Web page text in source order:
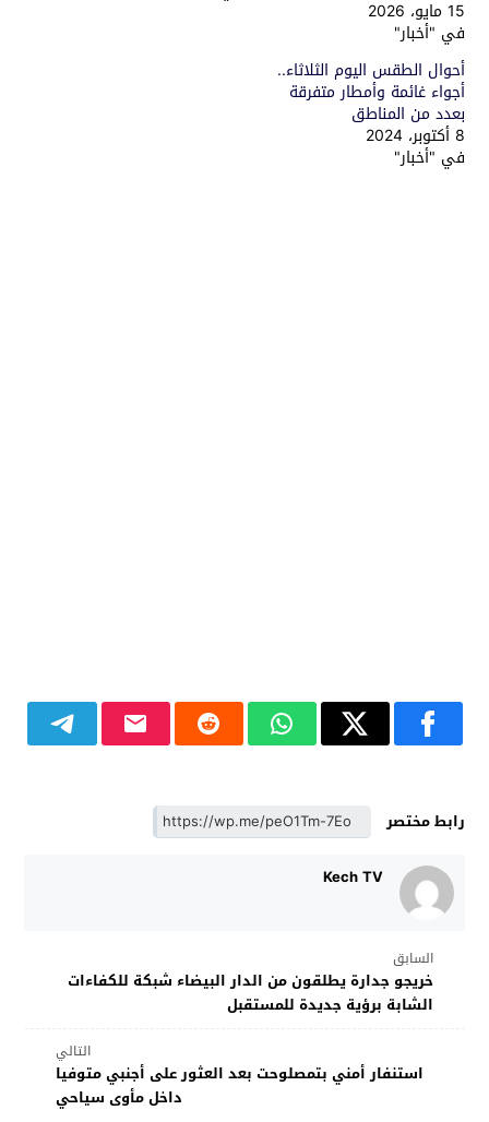
15 مايو، 2026
في "أخبار"
أحوال الطقس اليوم الثلاثاء..
أجواء غائمة وأمطار متفرقة
بعدد من المناطق
8 أكتوبر، 2024
في "أخبار"
رابط مختصر
Kech TV
السابق
خريجو جدارة يطلقون من الدار البيضاء شبكة للكفاءات
الشابة برؤية جديدة للمستقبل
التالي
استنفار أمني بتمصلوحت بعد العثور على أجنبي متوفيا
داخل مأوى سياحي